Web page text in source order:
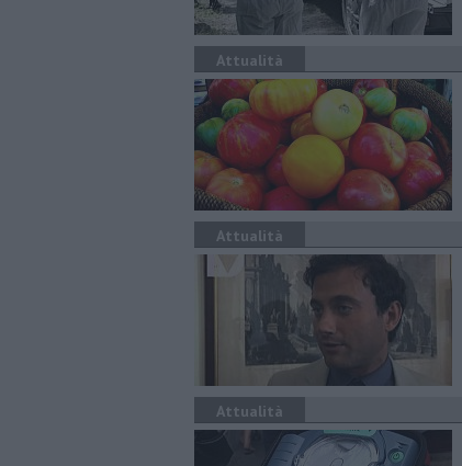
Attualità
Attualità
Attualità